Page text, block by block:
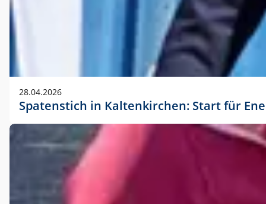
28.04.2026
Spatenstich in Kaltenkirchen: Start für